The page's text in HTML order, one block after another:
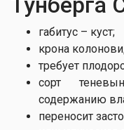
габитус – куст;
крона
требует
сорт
содержанию
переносит